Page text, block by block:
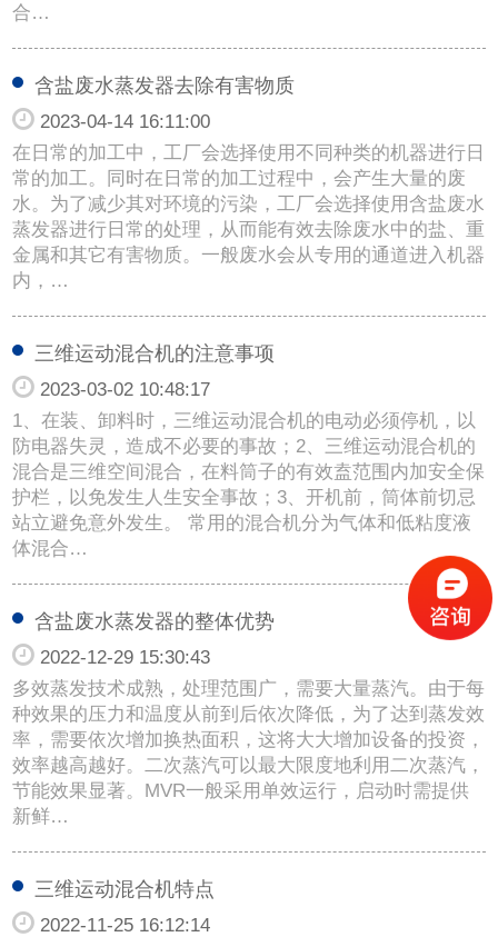
合…
含盐废水蒸发器去除有害物质
2023-04-14 16:11:00
在日常的加工中，工厂会选择使用不同种类的机器进行日
常的加工。同时在日常的加工过程中，会产生大量的废
水。为了减少其对环境的污染，工厂会选择使用含盐废水
蒸发器进行日常的处理，从而能有效去除废水中的盐、重
金属和其它有害物质。一般废水会从专用的通道进入机器
内，…
三维运动混合机的注意事项
2023-03-02 10:48:17
1、在装、卸料时，三维运动混合机的电动必须停机，以
防电器失灵，造成不必要的事故；2、三维运动混合机的
混合是三维空间混合，在料筒子的有效盍范围内加安全保
护栏，以免发生人生安全事故；3、开机前，筒体前切忌
站立避免意外发生。 常用的混合机分为气体和低粘度液
体混合…
含盐废水蒸发器的整体优势
2022-12-29 15:30:43
多效蒸发技术成熟，处理范围广，需要大量蒸汽。由于每
种效果的压力和温度从前到后依次降低，为了达到蒸发效
率，需要依次增加换热面积，这将大大增加设备的投资，
效率越高越好。二次蒸汽可以最大限度地利用二次蒸汽，
节能效果显著。MVR一般采用单效运行，启动时需提供
新鲜…
三维运动混合机特点
2022-11-25 16:12:14